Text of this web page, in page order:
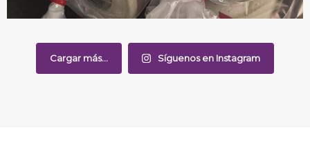
Cargar más... Síguenos en Instagram